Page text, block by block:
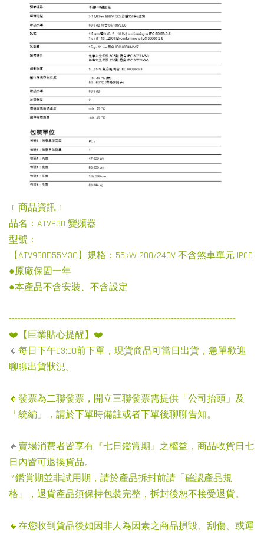
﹝商品資訊﹞
品名：ATV930 變頻器
型號：
【ATV930D55M3C】規格：55kW 200/240V 不含煞車單元 IP00
●原廠保固一年
●本產品不含安裝、不含設定
-----------------------------------------------------------------------------
❤️【巨業貼心提醒】❤️
🔸每日下午03:00前下單，現貨商品可當日出貨，急單歡迎
聊聊出貨狀況。
🔸發票為二聯發票，開立三聯發票需提供「公司抬頭」及
「統編」，請於下單時備註或者下單後聊聊告知。
🔸賣場消費者皆享有『七日鑑賞期』之權益，商品收貨日七
日內皆可退換貨品。
*鑑賞期並非試用期，請於產品拆封前請「確認產品規
格」，退貨產品須保持包裝完整，拆封後恕不接受退貨。
🔸在您收到貨品後如因非人為因素之商品損毀、刮傷、或運